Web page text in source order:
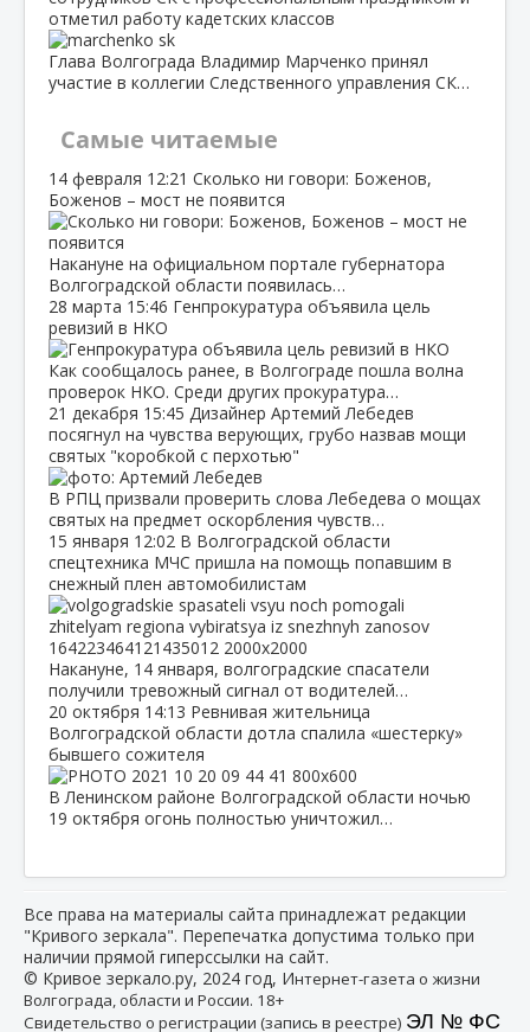
отметил работу кадетских классов
Глава Волгограда Владимир Марченко принял
участие в коллегии Следственного управления СК…
Самые читаемые
14 февраля 12:21 Сколько ни говори: Боженов,
Боженов – мост не появится
Накануне на официальном портале губернатора
Волгоградской области появилась…
28 марта 15:46 Генпрокуратура объявила цель
ревизий в НКО
Как сообщалось ранее, в Волгограде пошла волна
проверок НКО. Среди других прокуратура…
21 декабря 15:45 Дизайнер Артемий Лебедев
посягнул на чувства верующих, грубо назвав мощи
святых "коробкой с перхотью"
В РПЦ призвали проверить слова Лебедева о мощах
святых на предмет оскорбления чувств…
15 января 12:02 В Волгоградской области
спецтехника МЧС пришла на помощь попавшим в
снежный плен автомобилистам
Накануне, 14 января, волгоградские спасатели
получили тревожный сигнал от водителей…
20 октября 14:13 Ревнивая жительница
Волгоградской области дотла спалила «шестерку»
бывшего сожителя
В Ленинском районе Волгоградской области ночью
19 октября огонь полностью уничтожил…
Все права на материалы сайта принадлежат редакции
"Кривого зеркала". Перепечатка допустима только при
наличии прямой гиперссылки на сайт.
© Кривое зеркало.ру, 2024 год, Интернет-газета о жизни
Волгограда, области и России. 18+
Свидетельство о регистрации (запись в реестре) ЭЛ № ФС